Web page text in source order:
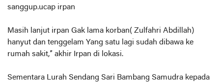
sanggup.ucap irpan
Masih lanjut irpan Gak lama korban( Zulfahri Abdillah)
hanyut dan tenggelam Yang satu lagi sudah dibawa ke
rumah sakit,” akhir Irpan di lokasi.
Sementara Lurah Sendang Sari Bambang Samudra kepada